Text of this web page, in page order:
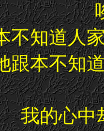
不知道人
跟本不知
我的心中